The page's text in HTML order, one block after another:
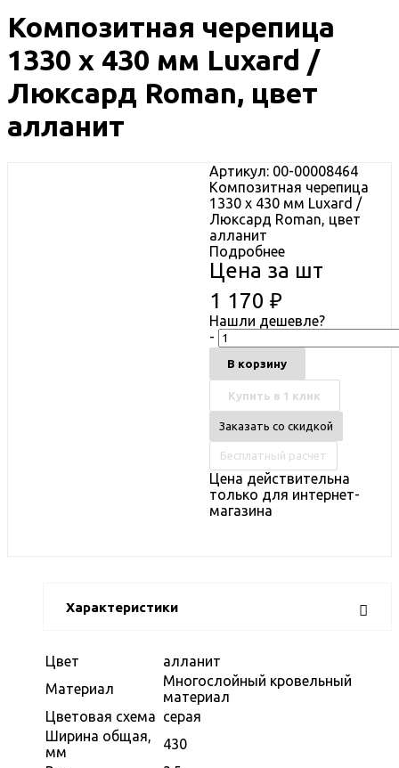
Композитная черепица
1330 x 430 мм Luxard /
Люксард Roman, цвет
алланит
Артикул: 00-00008464
Композитная черепица
1330 x 430 мм Luxard /
Люксард Roman, цвет
алланит
Подробнее
Цена за шт
1 170 ₽
Нашли дешевле?
-
В корзину
Купить в 1 клик
Заказать со скидкой
Бесплатный расчет
Цена действительна
только для интернет-
магазина
Характеристики
Цвет
алланит
Материал
Многослойный кровельный
материал
Цветовая схема серая
Ширина общая,
мм
430